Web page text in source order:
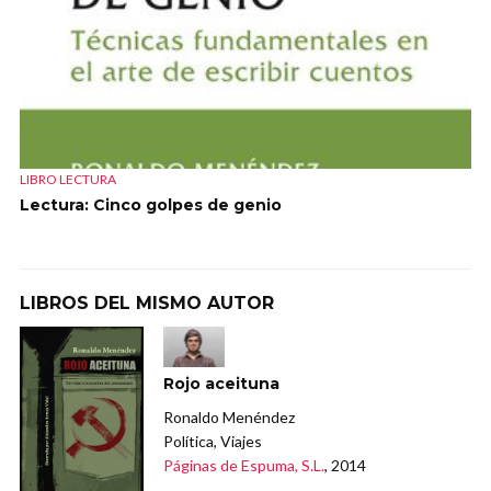
LIBRO LECTURA
Lectura: Cinco golpes de genio
LIBROS DEL MISMO AUTOR
Rojo aceituna
Ronaldo Menéndez
Política, Viajes
Páginas de Espuma, S.L., 2014